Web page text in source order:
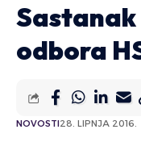
odbora
NOVOSTI28. LIPNJA 2016.